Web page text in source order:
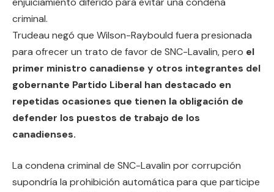
criminal.
Trudeau negó que Wilson-Raybould fuera presionada
para ofrecer un trato de favor de SNC-Lavalin, pero el
primer ministro canadiense y otros integrantes del
gobernante Partido Liberal han destacado en
repetidas ocasiones que tienen la obligación de
defender los puestos de trabajo de los
canadienses.
La condena criminal de SNC-Lavalin por corrupción
supondría la prohibición automática para que participe